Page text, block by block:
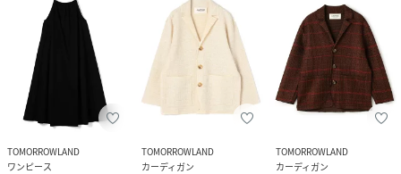
TOMORROWLAND
ワンピース
TOMORROWLAND
カーディガン
TOMORROWLAND
カーディガン